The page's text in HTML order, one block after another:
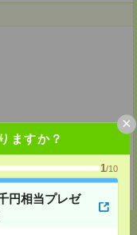
ますか？
1/10
円相当プレゼ
×